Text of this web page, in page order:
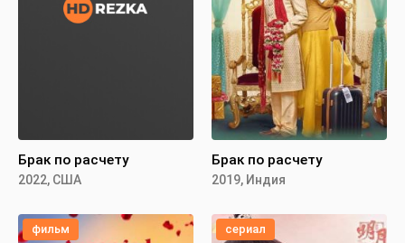
Брак по расчету
2022, США
Брак по расчету
2019, Индия
фильм сериал